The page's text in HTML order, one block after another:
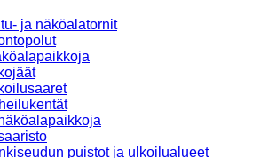
ja näköalatornit
puistot ja ulkoilualueet